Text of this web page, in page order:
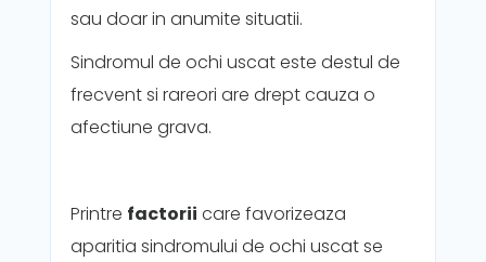
sau doar in anumite situatii.
Sindromul de ochi uscat este destul de
frecvent si rareori are drept cauza o
afectiune grava.
Printre factorii care favorizeaza
aparitia sindromului de ochi uscat se